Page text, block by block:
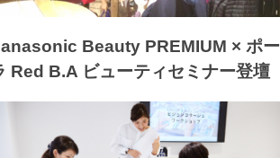
Beauty PREMIUM × ポー
Red B.A ビューティセミナー登壇